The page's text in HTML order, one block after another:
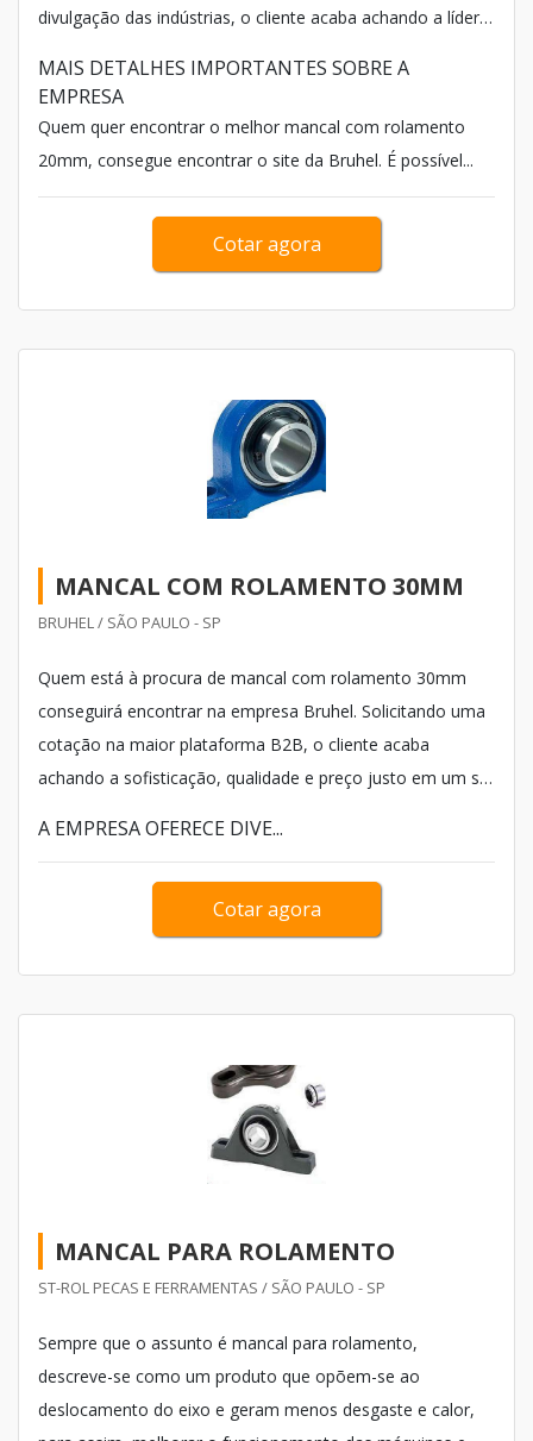
divulgação das indústrias, o cliente acaba achando a líder
MAIS DETALHES IMPORTANTES SOBRE A
EMPRESA
Quem quer encontrar o melhor mancal com rolamento
20mm, consegue encontrar o site da Bruhel. É possível...
Cotar agora
MANCAL COM ROLAMENTO 30MM
BRUHEL / SÃO PAULO - SP
Quem está à procura de mancal com rolamento 30mm
conseguirá encontrar na empresa Bruhel. Solicitando uma
cotação na maior plataforma B2B, o cliente acaba
achando a sofisticação, qualidade e preço justo em um só
A EMPRESA OFERECE DIVE...
Cotar agora
MANCAL PARA ROLAMENTO
ST-ROL PECAS E FERRAMENTAS / SÃO PAULO - SP
Sempre que o assunto é mancal para rolamento,
descreve-se como um produto que opõem-se ao
deslocamento do eixo e geram menos desgaste e calor,